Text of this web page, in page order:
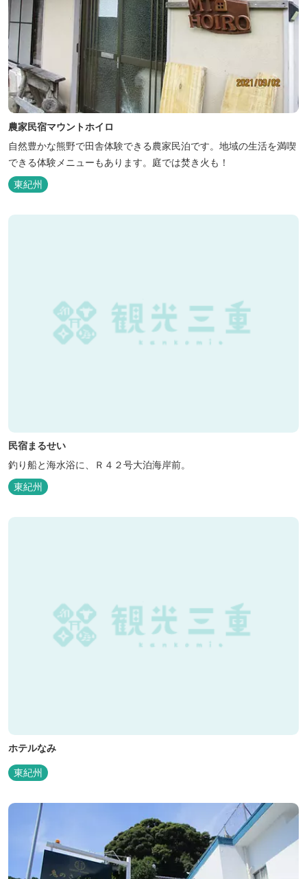
農家民宿マウントホイロ
自然豊かな熊野で田舎体験できる農家民泊です。地域の生活を満喫
できる体験メニューもあります。庭では焚き火も！
東紀州
民宿まるせい
釣り船と海水浴に、Ｒ４２号大泊海岸前。
東紀州
ホテルなみ
東紀州